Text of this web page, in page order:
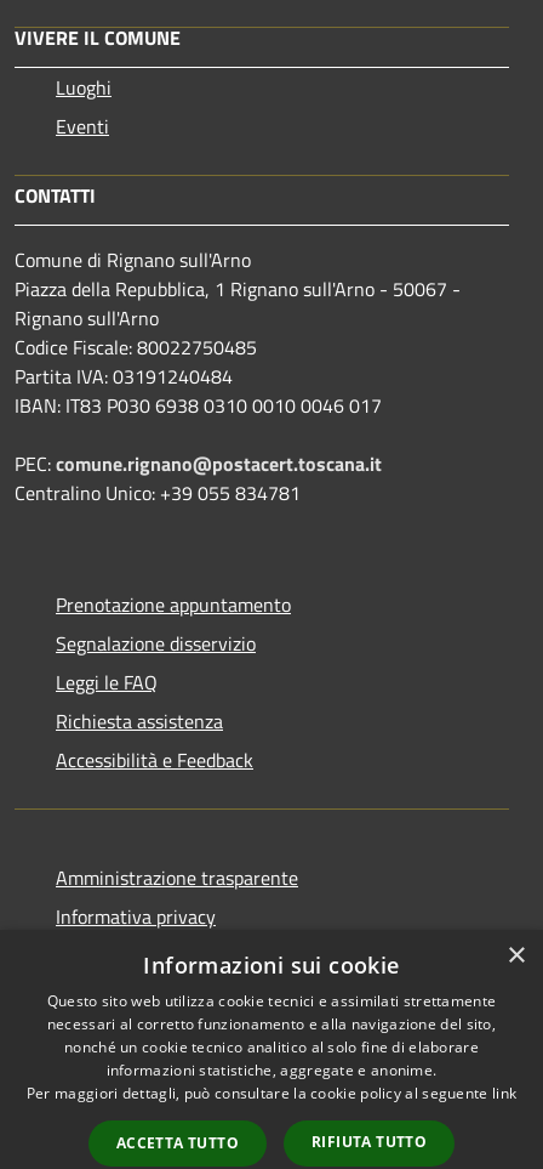
VIVERE IL COMUNE
Luoghi
Eventi
CONTATTI
Comune di Rignano sull'Arno
Piazza della Repubblica, 1 Rignano sull'Arno - 50067 -
Rignano sull'Arno
Codice Fiscale: 80022750485
Partita IVA: 03191240484
IBAN: IT83 P030 6938 0310 0010 0046 017
PEC:comune.rignano@postacert.toscana.it
Centralino Unico: +39 055 834781
Prenotazione appuntamento
Segnalazione disservizio
Leggi le FAQ
Richiesta assistenza
Accessibilità e Feedback
Amministrazione trasparente
Informativa privacy
Accessibilità
IBAN, CCP, fatturazione
elettronica e altri codici
×
Informazioni sui cookie
Questo sito web utilizza cookie tecnici e assimilati strettamente
necessari al corretto funzionamento e alla navigazione del sito,
nonché un cookie tecnico analitico al solo fine di elaborare
informazioni statistiche, aggregate e anonime.
Per maggiori dettagli, può consultare la cookie policy al seguente link
ACCETTA TUTTO RIFIUTA TUTTO